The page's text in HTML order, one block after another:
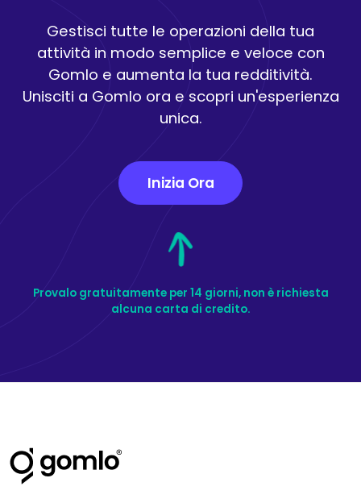
Gestisci tutte le operazioni della tua
attività in modo semplice e veloce con
Gomlo e aumenta la tua redditività.
Unisciti a Gomlo ora e scopri un'esperienza
unica.
Inizia Ora
Provalo gratuitamente per 14 giorni, non è richiesta
alcuna carta di credito.